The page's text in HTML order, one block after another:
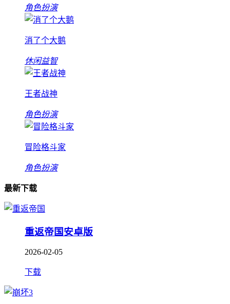
角色扮演
消了个大鹅
休闲益智
王者战神
角色扮演
冒险格斗家
角色扮演
最新下载
重返帝国安卓版
2026-02-05
下载